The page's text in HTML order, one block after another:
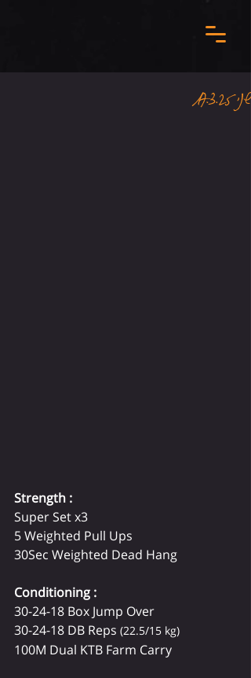
שני 17.3.25
Strength :
Super Set x3
5 Weighted Pull Ups
30Sec Weighted Dead Hang
Conditioning :
30-24-18 Box Jump Over
30-24-18 DB Reps (22.5/15 kg)
100M Dual KTB Farm Carry